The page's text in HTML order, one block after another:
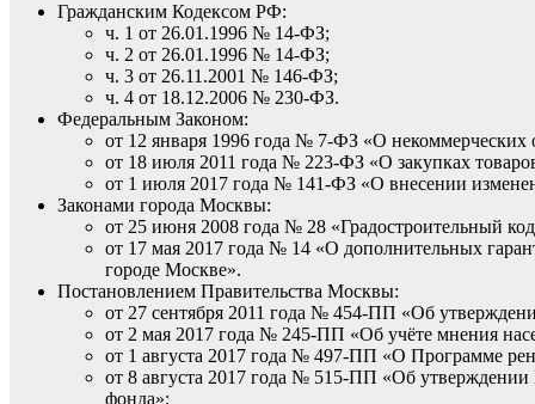
Гражданским Кодексом РФ:
ч. 1 от 26.01.1996 № 14-ФЗ;
ч. 2 от 26.01.1996 № 14-ФЗ;
ч. 3 от 26.11.2001 № 146-ФЗ;
ч. 4 от 18.12.2006 № 230-ФЗ.
Федеральным Законом:
от 12 января 1996 года № 7-ФЗ «О некоммерческих
от 18 июля 2011 года № 223-ФЗ «О закупках
от 1 июля 2017 года № 141-ФЗ «О внесении
Законами города Москвы:
от 25 июня 2008 года № 28 «Градостроительный
от 17 мая 2017 года № 14 «О дополнительных
городе Москве».
Постановлением Правительства Москвы:
от 27 сентября 2011 года № 454-ПП «Об
от 2 мая 2017 года № 245-ПП «Об учёте мнения
от 1 августа 2017 года № 497-ПП «О Программе
от 8 августа 2017 года № 515-ПП «Об
фонда»;